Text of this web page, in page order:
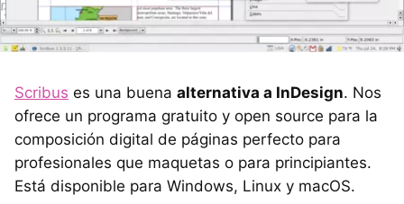
Scribus es una buena alternativa a InDesign. Nos
ofrece un programa gratuito y open source para la
composición digital de páginas perfecto para
profesionales que maquetas o para principiantes.
Está disponible para Windows, Linux y macOS.